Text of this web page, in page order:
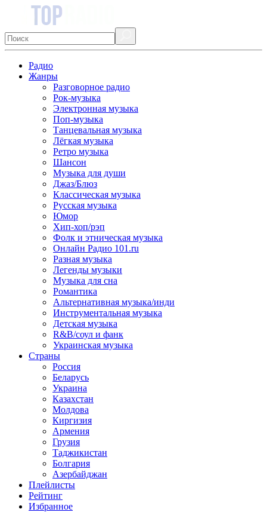
Радио
Жанры
Разговорное радио
Рок-музыка
Электронная музыка
Поп-музыка
Танцевальная музыка
Лёгкая музыка
Ретро музыка
Шансон
Музыка для души
Джаз/Блюз
Классическая музыка
Русская музыка
Юмор
Хип-хоп/рэп
Фолк и этническая музыка
Онлайн Радио 101.ru
Разная музыка
Легенды музыки
Музыка для сна
Романтика
Альтернативная музыка/инди
Инструментальная музыка
Детская музыка
R&B/cоул и фанк
Украинская музыка
Страны
Россия
Беларусь
Украина
Казахстан
Молдова
Киргизия
Армения
Грузия
Таджикистан
Болгария
Азербайджан
Плейлисты
Рейтинг
Избранное